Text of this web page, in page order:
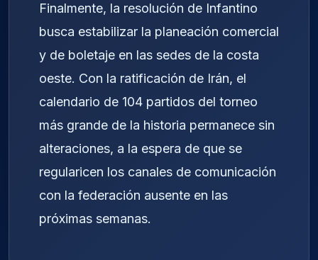
Finalmente, la resolución de Infantino
busca estabilizar la planeación comercial
y de boletaje en las sedes de la costa
oeste. Con la ratificación de Irán, el
calendario de 104 partidos del torneo
más grande de la historia permanece sin
alteraciones, a la espera de que se
regularicen los canales de comunicación
con la federación ausente en las
próximas semanas.